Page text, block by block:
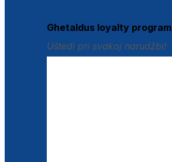
Ghetaldus loyalty program
Uštedi pri svakoj narudžbi!